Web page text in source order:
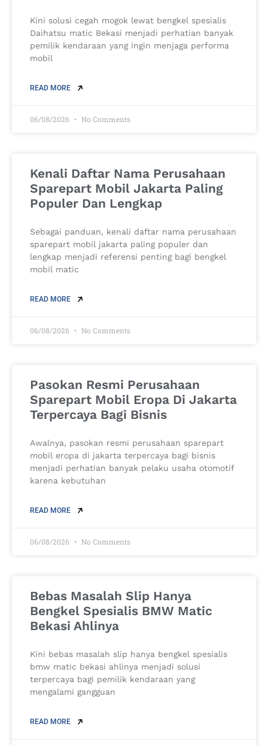
Kini solusi cegah mogok lewat bengkel spesialis
Daihatsu matic Bekasi menjadi perhatian banyak
pemilik kendaraan yang ingin menjaga performa
mobil
READ MORE
06/08/2026 No Comments
Kenali Daftar Nama Perusahaan
Sparepart Mobil Jakarta Paling
Populer Dan Lengkap
Sebagai panduan, kenali daftar nama perusahaan
sparepart mobil jakarta paling populer dan
lengkap menjadi referensi penting bagi bengkel
mobil matic
READ MORE
06/08/2026 No Comments
Pasokan Resmi Perusahaan
Sparepart Mobil Eropa Di Jakarta
Terpercaya Bagi Bisnis
Awalnya, pasokan resmi perusahaan sparepart
mobil eropa di jakarta terpercaya bagi bisnis
menjadi perhatian banyak pelaku usaha otomotif
karena kebutuhan
READ MORE
06/08/2026 No Comments
Bebas Masalah Slip Hanya
Bengkel Spesialis BMW Matic
Bekasi Ahlinya
Kini bebas masalah slip hanya bengkel spesialis
bmw matic bekasi ahlinya menjadi solusi
terpercaya bagi pemilik kendaraan yang
mengalami gangguan
READ MORE